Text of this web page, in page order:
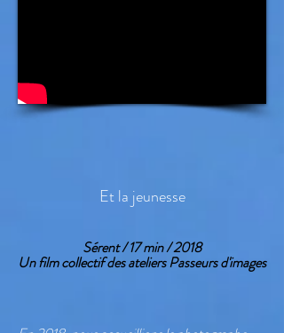
Et la jeunesse
Sérent / 17 min / 2018
Un film collectif des ateliers Passeurs d'images